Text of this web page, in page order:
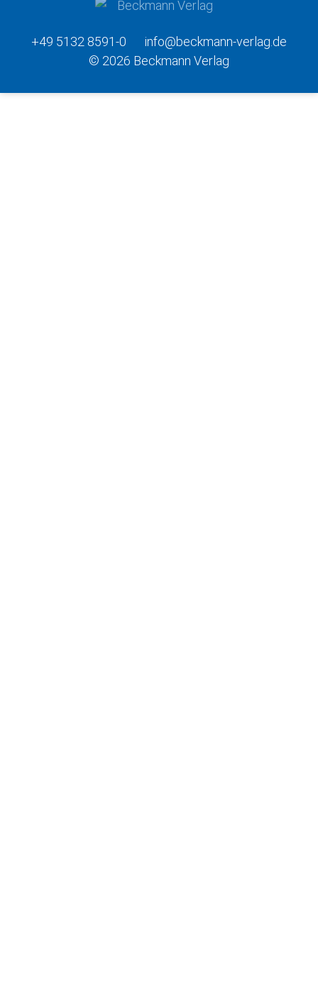
+49 5132 8591-0
info@beckmann-verlag.de
© 2026 Beckmann Verlag